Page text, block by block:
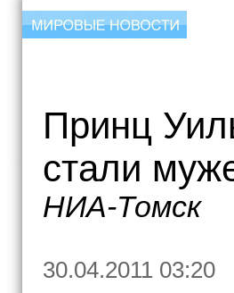
Принц
стали
НИА-Томск
30.04.2011 03:20